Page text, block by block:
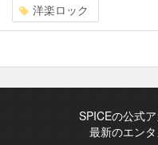
洋楽ロック
SPICEの公式
最新のエン